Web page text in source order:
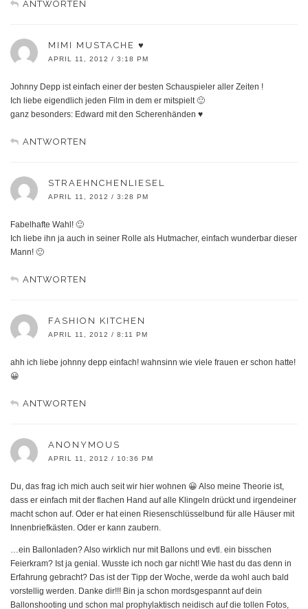
ANTWORTEN
MIMI MUSTACHE ♥
APRIL 11, 2012 / 3:18 PM
Johnny Depp ist einfach einer der besten Schauspieler aller Zeiten !
Ich liebe eigendlich jeden Film in dem er mitspielt 🙂
ganz besonders: Edward mit den Scherenhänden ♥
ANTWORTEN
STRAEHNCHENLIESEL
APRIL 11, 2012 / 3:28 PM
Fabelhafte Wahl! 🙂
Ich liebe ihn ja auch in seiner Rolle als Hutmacher, einfach wunderbar dieser
Mann! 🙂
ANTWORTEN
FASHION KITCHEN
APRIL 11, 2012 / 8:11 PM
ahh ich liebe johnny depp einfach! wahnsinn wie viele frauen er schon hatte!
😀
ANTWORTEN
ANONYMOUS
APRIL 11, 2012 / 10:36 PM
Du, das frag ich mich auch seit wir hier wohnen 😀 Also meine Theorie ist,
dass er einfach mit der flachen Hand auf alle Klingeln drückt und irgendeiner
macht schon auf. Oder er hat einen Riesenschlüsselbund für alle Häuser mit
Innenbriefkästen. Oder er kann zaubern.
…ein Ballonladen? Also wirklich nur mit Ballons und evtl. ein bisschen
Feierkram? Ist ja genial. Wusste ich noch gar nicht! Wie hast du das denn in
Erfahrung gebracht? Das ist der Tipp der Woche, werde da wohl auch bald
vorstellig werden. Danke dir!!! Bin ja schon mordsgespannt auf dein
Ballonshooting und schon mal prophylaktisch neidisch auf die tollen Fotos,